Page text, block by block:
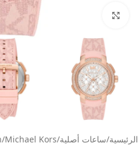
الرئيسية/ساعات أصلية/
Michael Kors
/